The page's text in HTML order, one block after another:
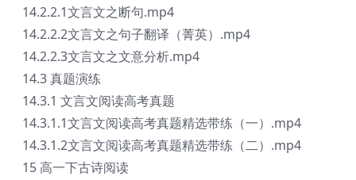
14.2.2.1文言文之断句.mp4
14.2.2.2文言文之句子翻译（菁英）.mp4
14.2.2.3文言文之文意分析.mp4
14.3 真题演练
14.3.1 文言文阅读高考真题
14.3.1.1文言文阅读高考真题精选带练（一）.mp4
14.3.1.2文言文阅读高考真题精选带练（二）.mp4
15 高一下古诗阅读